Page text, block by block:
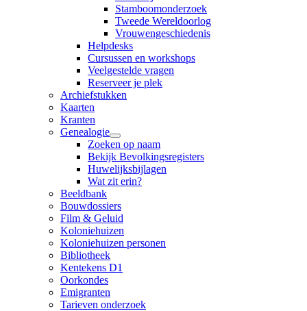
Stamboomonderzoek
Tweede Wereldoorlog
Vrouwengeschiedenis
Helpdesks
Cursussen en workshops
Veelgestelde vragen
Reserveer je plek
Archiefstukken
Kaarten
Kranten
Genealogie
Zoeken op naam
Bekijk Bevolkingsregisters
Huwelijksbijlagen
Wat zit erin?
Beeldbank
Bouwdossiers
Film & Geluid
Koloniehuizen
Koloniehuizen personen
Bibliotheek
Kentekens D1
Oorkondes
Emigranten
Tarieven onderzoek